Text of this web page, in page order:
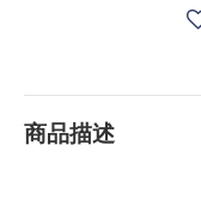
商品描述